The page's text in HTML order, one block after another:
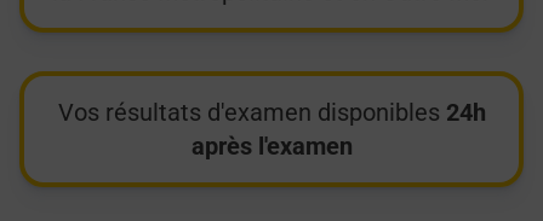
Vos résultats d'examen disponibles 24h
après l'examen